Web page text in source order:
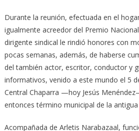
Durante la reunión, efectuada en el
igualmente acreedor del Premio
dirigente sindical le rindió honores con
pocas semanas, además, de haberse
del también actor, escritor, conductor y
informativos, venido a este mundo el 5
Central Chaparra —hoy Jesús
entonces término municipal de la
Acompañada de Arletis Narabazaal,